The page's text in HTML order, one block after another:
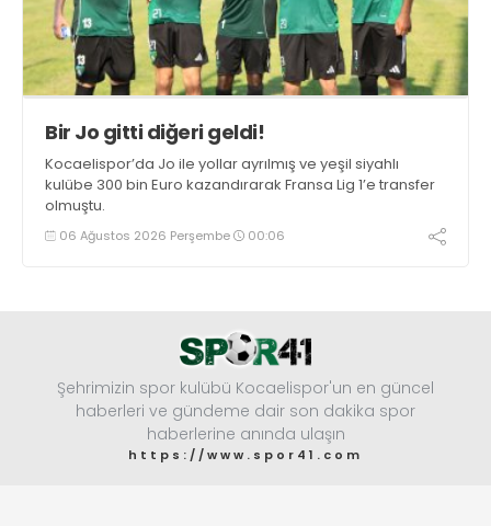
Bir Jo gitti diğeri geldi!
Kocaelispor’da Jo ile yollar ayrılmış ve yeşil siyahlı
kulübe 300 bin Euro kazandırarak Fransa Lig 1’e transfer
olmuştu.
06 Ağustos 2026 Perşembe 00:06
Şehrimizin spor kulübü Kocaelispor'un en güncel
haberleri ve gündeme dair son dakika spor
haberlerine anında ulaşın
https://www.spor41.com